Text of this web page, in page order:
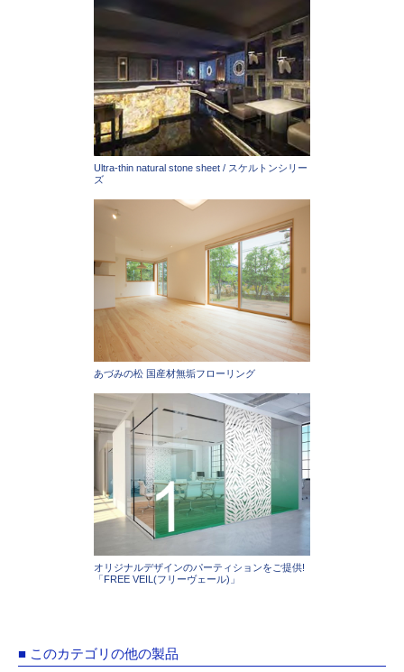
Ultra-thin natural stone sheet / スケルトンシリー
ズ
あづみの松 国産材無垢フローリング
オリジナルデザインのパーティションをご提供!
「FREE VEIL(フリーヴェール)」
■ このカテゴリの他の製品